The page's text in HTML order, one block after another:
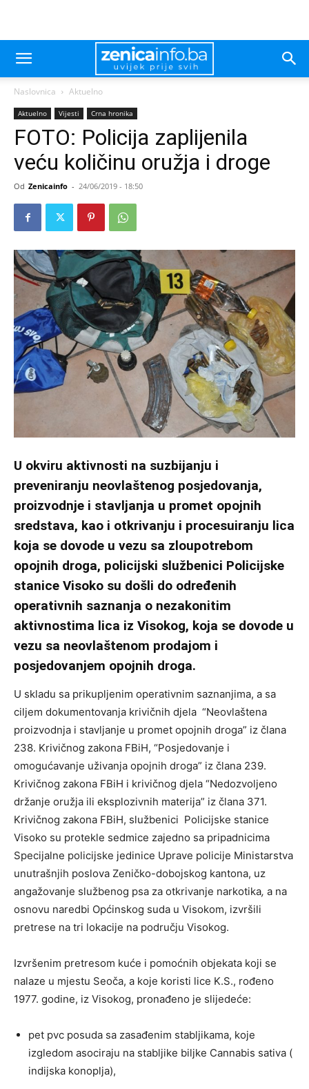
Naslovnica Aktuelno
Aktuelno Vijesti Crna hronika
FOTO: Policija zaplijenila
veću količinu oružja i droge
Od Zenicainfo - 24/06/2019 - 18:50
U okviru aktivnosti na suzbijanju i
preveniranju neovlaštenog posjedovanja,
proizvodnje i stavljanja u promet opojnih
sredstava, kao i otkrivanju i procesuiranju lica
koja se dovode u vezu sa zloupotrebom
opojnih droga, policijski službenici Policijske
stanice Visoko su došli do određenih
operativnih saznanja o nezakonitim
aktivnostima lica iz Visokog, koja se dovode u
vezu sa neovlaštenom prodajom i
posjedovanjem opojnih droga.
U skladu sa prikupljenim operativnim saznanjima, a sa
ciljem dokumentovanja krivičnih djela “Neovlaštena
proizvodnja i stavljanje u promet opojnih droga” iz člana
238. Krivičnog zakona FBiH, “Posjedovanje i
omogućavanje uživanja opojnih droga” iz člana 239.
Krivičnog zakona FBiH i krivičnog djela “Nedozvoljeno
držanje oružja ili eksplozivnih materija” iz člana 371.
Krivičnog zakona FBiH, službenici Policijske stanice
Visoko su protekle sedmice zajedno sa pripadnicima
Specijalne policijske jedinice Uprave policije Ministarstva
unutrašnjih poslova Zeničko-dobojskog kantona, uz
angažovanje službenog psa za otkrivanje narkotika, a na
osnovu naredbi Općinskog suda u Visokom, izvršili
pretrese na tri lokacije na području Visokog.
Izvršenim pretresom kuće i pomoćnih objekata koji se
nalaze u mjestu Seoča, a koje koristi lice K.S., rođeno
1977. godine, iz Visokog, pronađeno je slijedeće:
pet pvc posuda sa zasađenim stabljikama, koje
izgledom asociraju na stabljike biljke Cannabis sativa (
indijska konoplja),